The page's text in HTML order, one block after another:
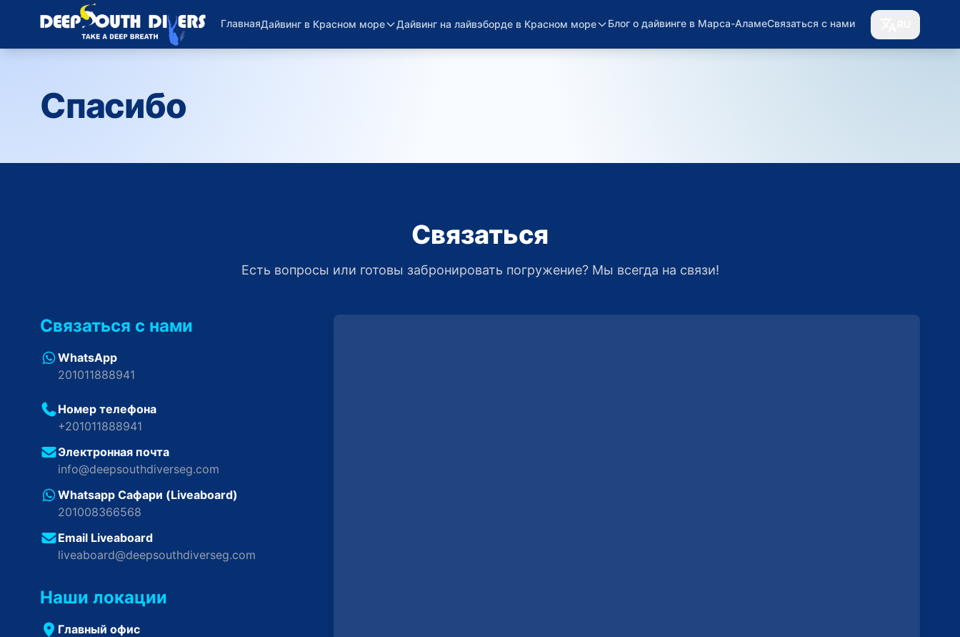
ГлавнаяДайвинг в Красном море Дайвинг на лайвэборде в Красном море Блог о дайвинге в Марса-АламеСвязаться с нами
Спасибо
Связаться
Есть вопросы или готовы забронировать погружение? Мы всегда на связи!
Связаться с нами
WhatsApp
201011888941
Номер телефона
+201011888941
Электронная почта
info@deepsouthdiverseg.com
Whatsapp Сафари (Liveaboard)
201008366568
Email Liveaboard
liveaboard@deepsouthdiverseg.com
Наши локации
Главный офис